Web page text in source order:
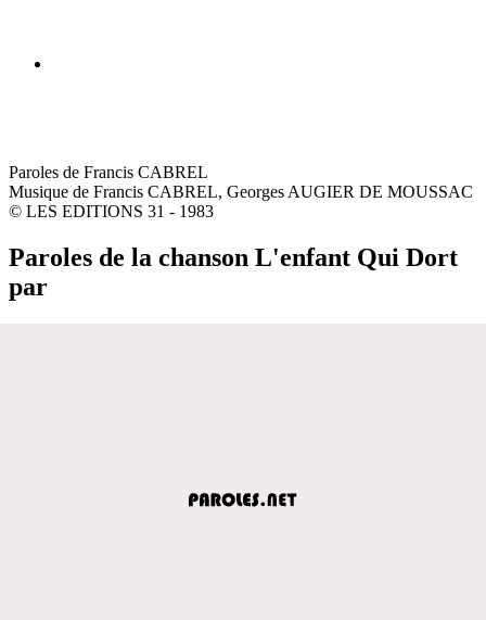
Paroles de Francis CABREL
Musique de Francis CABREL, Georges AUGIER DE MOUSSAC
© LES EDITIONS 31 - 1983
Paroles de la chanson L'enfant Qui Dort
par